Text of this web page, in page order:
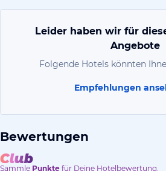
Leider haben wir für
Angebote
Folgende Hotels könnten
Empfehlungen
Bewertungen
Sammle Punkte für Deine Hotelbewertung.